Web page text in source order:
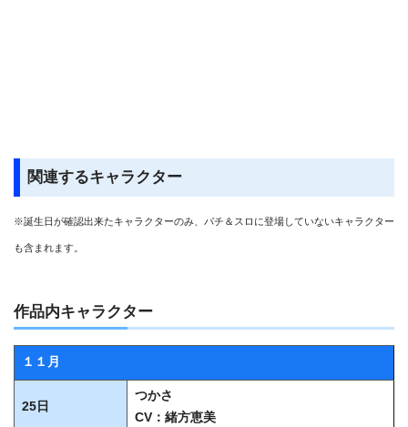
関連するキャラクター
※誕生日が確認出来たキャラクターのみ、パチ＆スロに登場していないキャラクター
も含まれます。
作品内キャラクター
１１月
25日
つかさ
CV：緒方恵美